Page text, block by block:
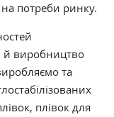
потреби ринку.
й виробництво
та
плівок для